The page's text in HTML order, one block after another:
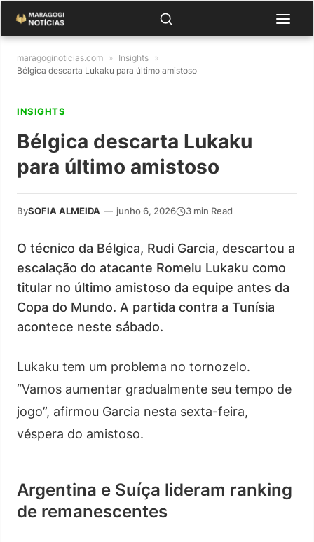
maragoginoticias.com » Insights »
Bélgica descarta Lukaku para último amistoso
INSIGHTS
Bélgica descarta Lukaku
para último amistoso
BySOFIA ALMEIDA — junho 6, 2026 3 min Read
O técnico da Bélgica, Rudi Garcia, descartou a
escalação do atacante Romelu Lukaku como
titular no último amistoso da equipe antes da
Copa do Mundo. A partida contra a Tunísia
acontece neste sábado.
Lukaku tem um problema no tornozelo.
“Vamos aumentar gradualmente seu tempo de
jogo”, afirmou Garcia nesta sexta-feira,
véspera do amistoso.
Argentina e Suíça lideram ranking
de remanescentes